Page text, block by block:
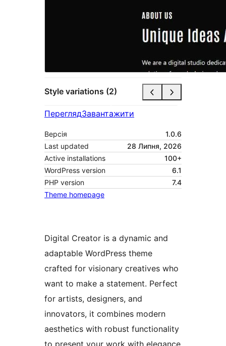
Style variations (2)
ПереглядЗавантажити
Версія
1.0.6
Last updated
28 Липня, 2026
Active installations
100+
WordPress version
6.1
PHP version
7.4
Theme homepage
Digital Creator is a dynamic and
adaptable WordPress theme
crafted for visionary creatives who
want to make a statement. Perfect
for artists, designers, and
innovators, it combines modern
aesthetics with robust functionality
to present your work with elegance